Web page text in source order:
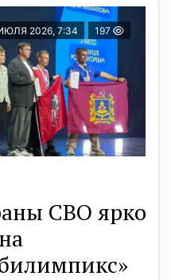
2026, 7:34 197
СВО ярко